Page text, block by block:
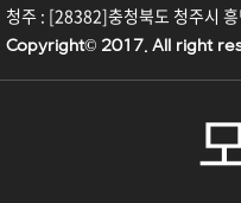
청주 : [28382]충청북도 청주시
Copyright© 2017. All right